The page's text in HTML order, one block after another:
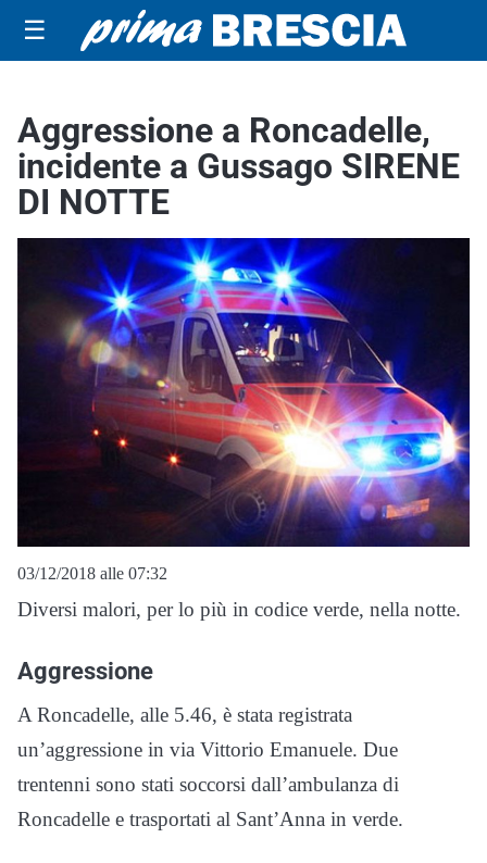
☰
Aggressione a Roncadelle,
incidente a Gussago SIRENE
DI NOTTE
03/12/2018 alle 07:32
Diversi malori, per lo più in codice verde, nella notte.
Aggressione
A Roncadelle, alle 5.46, è stata registrata
un’aggressione in via Vittorio Emanuele. Due
trentenni sono stati soccorsi dall’ambulanza di
Roncadelle e trasportati al Sant’Anna in verde.